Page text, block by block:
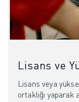
Lisans ve
Lisans veya
ortaklığı